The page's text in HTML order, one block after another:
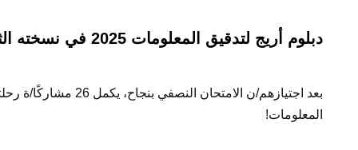
دبلوم أريج لتدقيق المعلومات 2025 في نسخته الثانية مستمر!
بعد اجتيازهم/ن الامتحان النصفي بنجاح، يكمل 26 مشاركًا/ة
المعلومات!